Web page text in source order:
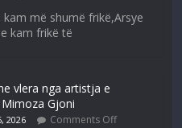
më shumë frikë,Arsye
kam frikë të
vlera nga artistja e
Gjoni
2026 Comments Off